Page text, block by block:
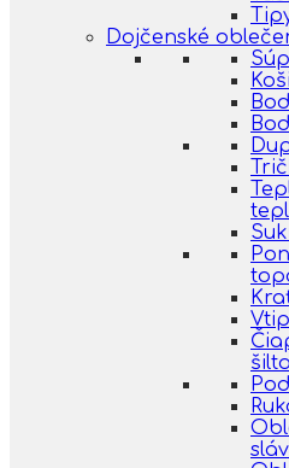
Dojčenské